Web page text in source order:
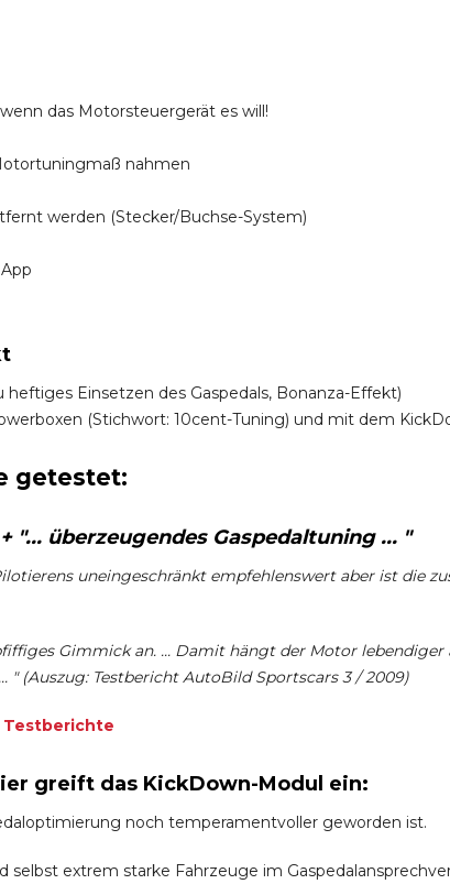
das Motorsteuergerät es will!
nahmen
werden (Stecker/Buchse-System)
Einsetzen des Gaspedals, Bonanza-Effekt)
(Stichwort: 10cent-Tuning) und mit dem
getestet:
"... überzeugendes Gaspedaltuning ... "
uneingeschränkt empfehlenswert aber ist die
Gimmick an. ... Damit hängt der Motor
" (Auszug: Testbericht AutoBild Sportscars 3 / 2009)
Testberichte
greift das KickDown-Modul ein:
noch temperamentvoller geworden ist.
extrem starke Fahrzeuge im